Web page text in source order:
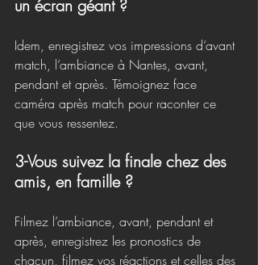
un écran géant ?
Idem, enregistrez vos impressions d’avant
match, l’ambiance à Nantes, avant,
pendant et après. Témoignez face
caméra après match pour raconter ce
que vous ressentez.
3-Vous suivez la finale chez des
amis, en famille ?
Filmez l’ambiance, avant, pendant et
après, enregistrez les pronostics de
chacun, filmez vos réactions et celles des